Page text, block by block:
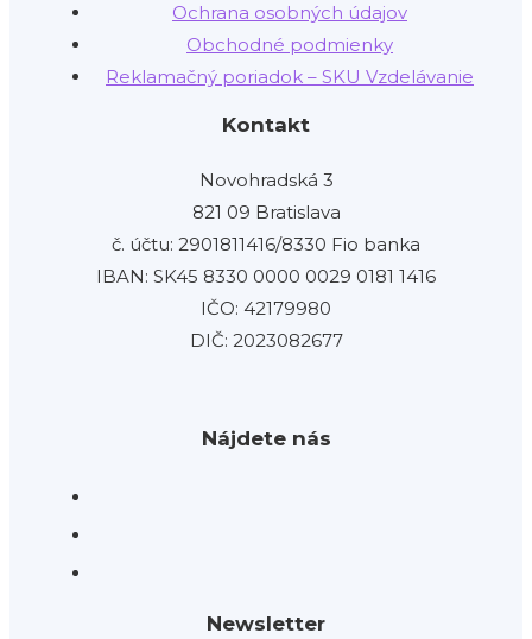
Ochrana osobných údajov
Obchodné podmienky
Reklamačný poriadok – SKU Vzdelávanie
Kontakt
Novohradská 3
821 09 Bratislava
č. účtu: 2901811416/8330 Fio banka
IBAN: SK45 8330 0000 0029 0181 1416
IČO: 42179980
DIČ: 2023082677
Nájdete nás
Newsletter